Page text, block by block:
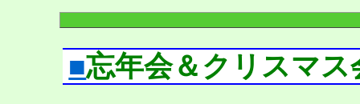
■忘年会＆クリスマス